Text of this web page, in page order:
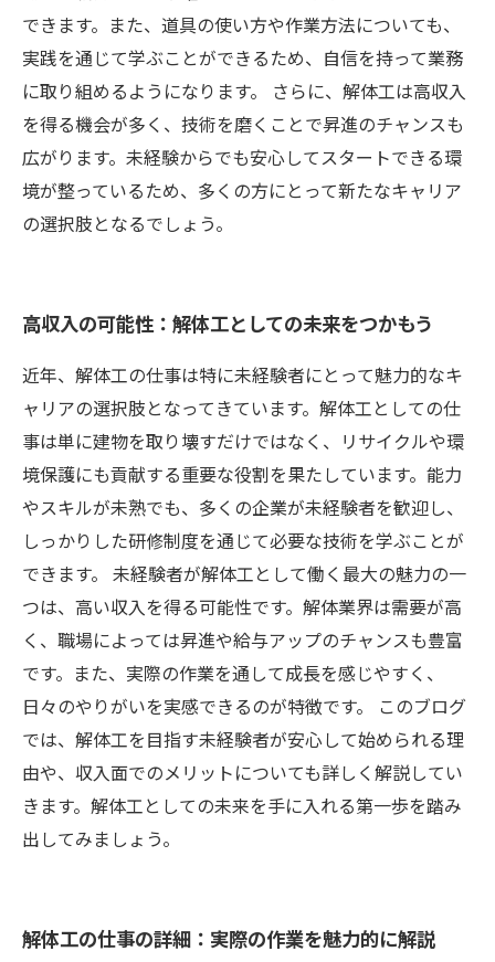
できます。また、道具の使い方や作業方法についても、
実践を通じて学ぶことができるため、自信を持って業務
に取り組めるようになります。 さらに、解体工は高収入
を得る機会が多く、技術を磨くことで昇進のチャンスも
広がります。未経験からでも安心してスタートできる環
境が整っているため、多くの方にとって新たなキャリア
の選択肢となるでしょう。
高収入の可能性：解体工としての未来をつかもう
近年、解体工の仕事は特に未経験者にとって魅力的なキ
ャリアの選択肢となってきています。解体工としての仕
事は単に建物を取り壊すだけではなく、リサイクルや環
境保護にも貢献する重要な役割を果たしています。能力
やスキルが未熟でも、多くの企業が未経験者を歓迎し、
しっかりした研修制度を通じて必要な技術を学ぶことが
できます。 未経験者が解体工として働く最大の魅力の一
つは、高い収入を得る可能性です。解体業界は需要が高
く、職場によっては昇進や給与アップのチャンスも豊富
です。また、実際の作業を通して成長を感じやすく、
日々のやりがいを実感できるのが特徴です。 このブログ
では、解体工を目指す未経験者が安心して始められる理
由や、収入面でのメリットについても詳しく解説してい
きます。解体工としての未来を手に入れる第一歩を踏み
出してみましょう。
解体工の仕事の詳細：実際の作業を魅力的に解説